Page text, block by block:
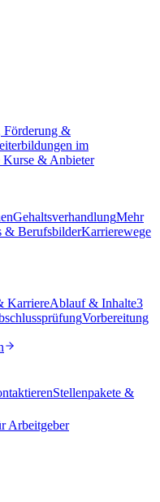
Förderung &
im
Kurse & Anbieter
GehaltsverhandlungMehr
& BerufsbilderKarrierewege
KarriereAblauf & Inhalte3
Vorbereitung
Stellenpakete &
Arbeitgeber